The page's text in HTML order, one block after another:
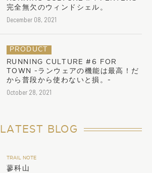
完全無欠のウィンドシェル。
December 08, 2021
PRODUCT
RUNNING CULTURE #6 FOR
TOWN -ランウェアの機能は最高！だ
から普段から使わないと損。-
October 28, 2021
LATEST BLOG
TRAIL NOTE
蓼科山